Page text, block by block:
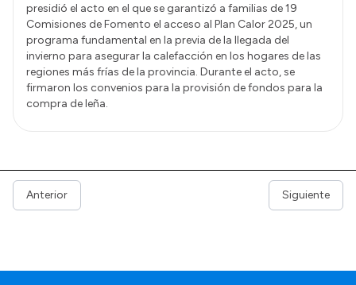
presidió el acto en el que se garantizó a familias de 19
Comisiones de Fomento el acceso al Plan Calor 2025, un
programa fundamental en la previa de la llegada del
invierno para asegurar la calefacción en los hogares de las
regiones más frías de la provincia. Durante el acto, se
firmaron los convenios para la provisión de fondos para la
compra de leña.
Anterior Siguiente